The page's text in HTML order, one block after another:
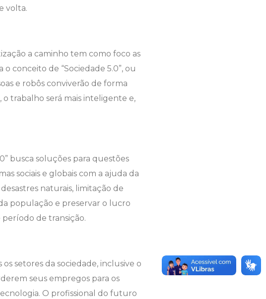
volta.
a caminho tem como foco as
o conceito de “Sociedade 5.0”, ou
e robôs conviverão de forma
o trabalho será mais inteligente e,
busca soluções para questões
sociais e globais com a ajuda da
naturais, limitação de
população e preservar o lucro
período de transição.
setores da sociedade, inclusive o
seus empregos para os
O profissional do futuro